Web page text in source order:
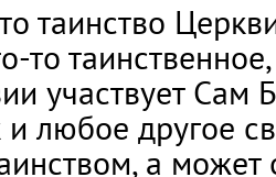
таинство
то
участвует Сам
и любое другое
а